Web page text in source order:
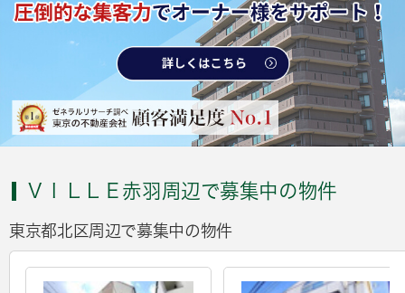
ＶＩＬＬＥ赤羽周辺で募集中の物件
東京都北区周辺で募集中の物件